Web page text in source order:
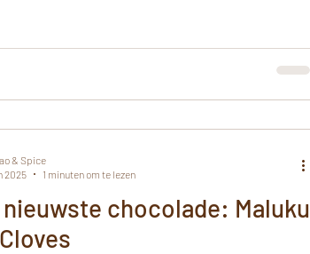
nieuwste chocolade: Maluku
& Spice
2025
1 minuten om te lezen